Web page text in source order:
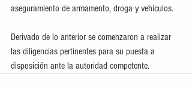
aseguramiento de armamento, droga y vehículos.
Derivado de lo anterior se comenzaron a realizar
las diligencias pertinentes para su puesta a
disposición ante la autoridad competente.